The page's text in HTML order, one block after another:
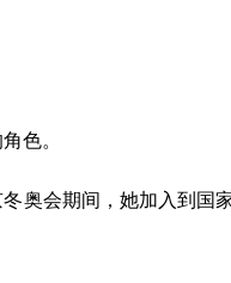
色。
奥会期间，她加入到国